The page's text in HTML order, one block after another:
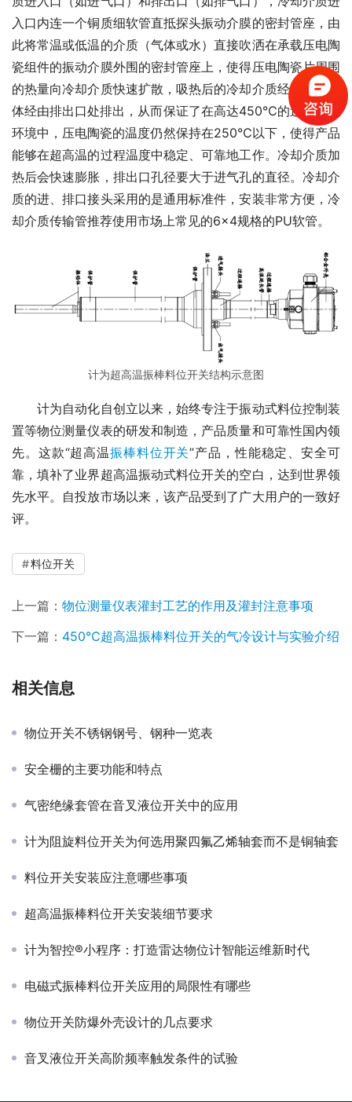
入口内连一个铜质细软管直抵探头振动介膜的密封管座，由
此将常温或低温的介质（气体或水）直接吹洒在承载压电陶
瓷组件的振动介膜外围的密封管座上，使得压电陶瓷片周围
的热量向冷却介质快速扩散，吸热后的冷却介质经过密闭腔
体经由排出口处排出，从而保证了在高达450℃的过程温度
环境中，压电陶瓷的温度仍然保持在250℃以下，使得产品
能够在超高温的过程温度中稳定、可靠地工作。冷却介质加
热后会快速膨胀，排出口孔径要大于进气孔的直径。冷却介
质的进、排口接头采用的是通用标准件，安装非常方便，冷
却介质传输管推荐使用市场上常见的6×4规格的PU软管。
计为超高温振棒料位开关结构示意图
计为自动化自创立以来，始终专注于振动式料位控制装
置等物位测量仪表的研发和制造，产品质量和可靠性国内领
先。这款“超高温振棒料位开关”产品，性能稳定、安全可
靠，填补了业界超高温振动式料位开关的空白，达到世界领
先水平。自投放市场以来，该产品受到了广大用户的一致好
评。
料位开关
上一篇： 物位测量仪表灌封工艺的作用及灌封注意事项
下一篇： 450℃超高温振棒料位开关的气冷设计与实验介绍
相关信息
​物位开关不锈钢钢号、钢种一览表
安全栅的主要功能和特点
气密绝缘套管在音叉液位开关中的应用
计为阻旋料位开关为何选用聚四氟乙烯轴套而不是铜轴套
料位开关安装应注意哪些事项
超高温振棒料位开关安装细节要求
计为智控®小程序：打造雷达物位计智能运维新时代
电磁式振棒料位开关应用的局限性有哪些
物位开关防爆外壳设计的几点要求
音叉液位开关高阶频率触发条件的试验